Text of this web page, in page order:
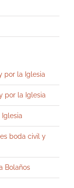
por la Iglesia
por la Iglesia
boda civil y
Bolaños